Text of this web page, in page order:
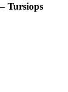
Tursiops